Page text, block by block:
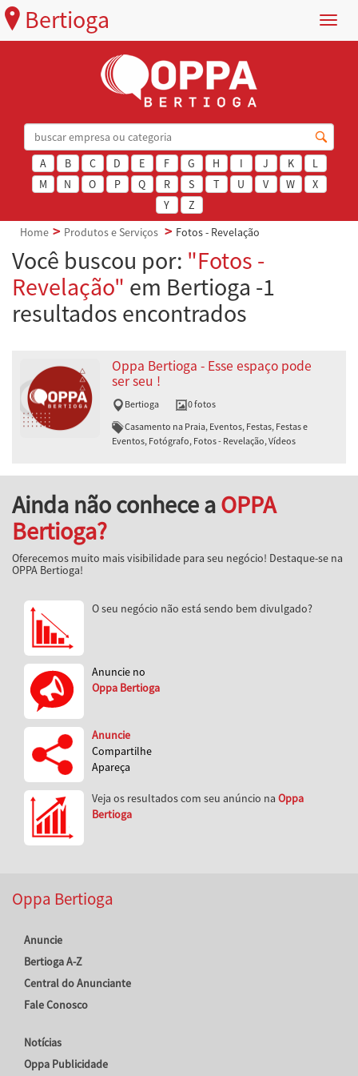
Menu
Bertioga
A B C D E F G H I J K
L
M
N O P Q R S T U V W
X
Y
Z
Home
Produtos e Serviços Fotos - Revelação
Você buscou por: "Fotos -
Revelação" em Bertioga -1
resultados encontrados
Oppa Bertioga - Esse espaço pode
ser seu !
Bertioga
0 fotos
Casamento na Praia, Eventos, Festas, Festas e
Eventos, Fotógrafo, Fotos - Revelação, Vídeos
Ainda não conhece aOPPA
Bertioga?
Oferecemos muito mais visibilidade para seu negócio! Destaque-se na
OPPA Bertioga!
O seu negócio não está sendo bem divulgado?
Anuncie no
Oppa Bertioga
Anuncie
Compartilhe
Apareça
Veja os resultados com seu anúncio na Oppa
Bertioga
Oppa Bertioga
Anuncie
Bertioga A-Z
Central do Anunciante
Fale Conosco
Notícias
Oppa Publicidade